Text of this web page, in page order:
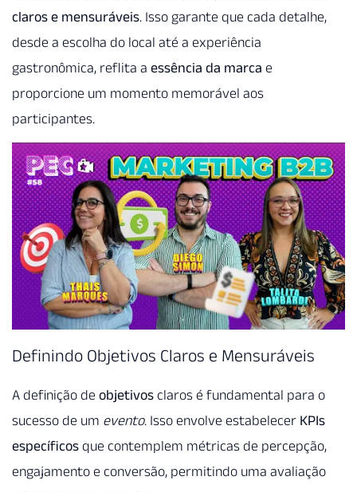
claros e mensuráveis. Isso garante que cada detalhe,
desde a escolha do local até a experiência
gastronômica, reflita a essência da marca e
proporcione um momento memorável aos
participantes.
Definindo Objetivos Claros e Mensuráveis
A definição de objetivos claros é fundamental para o
sucesso de um evento. Isso envolve estabelecer KPIs
específicos que contemplem métricas de percepção,
engajamento e conversão, permitindo uma avaliação